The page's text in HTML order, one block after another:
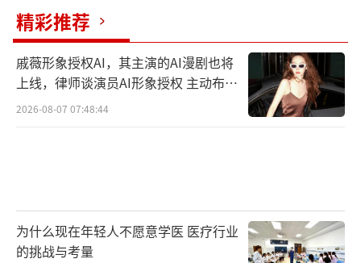
精彩推荐
戚薇形象授权AI，其主演的AI漫剧也将
上线，律师谈演员AI形象授权 主动布局
数字资产
2026-08-07 07:48:44
为什么现在年轻人不愿意学医 医疗行业
的挑战与考量